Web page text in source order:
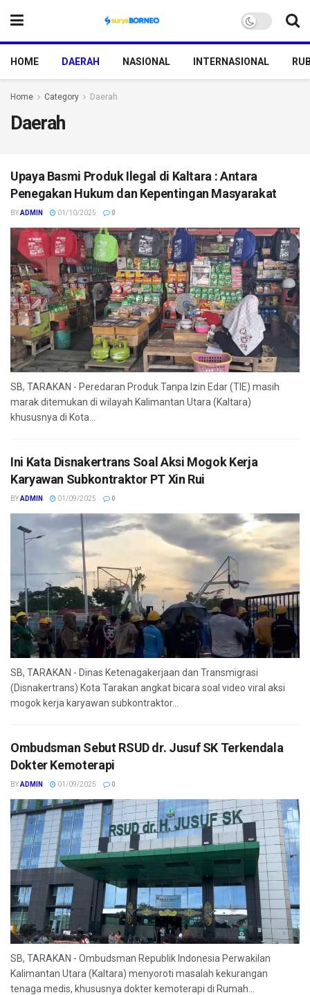
HOME DAERAH NASIONAL INTERNASIONAL
Home Category Daerah
Daerah
Upaya Basmi Produk Ilegal di Kaltara : Antara
Penegakan Hukum dan Kepentingan Masyarakat
BYADMIN 01/10/2025 0
SB, TARAKAN - Peredaran Produk Tanpa Izin Edar (TIE) masih
marak ditemukan di wilayah Kalimantan Utara (Kaltara)
khususnya di Kota...
Ini Kata Disnakertrans Soal Aksi Mogok Kerja
Karyawan Subkontraktor PT Xin Rui
BYADMIN 01/09/2025 0
SB, TARAKAN - Dinas Ketenagakerjaan dan Transmigrasi
(Disnakertrans) Kota Tarakan angkat bicara soal video viral aksi
mogok kerja karyawan subkontraktor...
Ombudsman Sebut RSUD dr. Jusuf SK Terkendala
Dokter Kemoterapi
BYADMIN 01/09/2025 0
SB, TARAKAN - Ombudsman Republik Indonesia Perwakilan
Kalimantan Utara (Kaltara) menyoroti masalah kekurangan
tenaga medis, khususnya dokter kemoterapi di Rumah...